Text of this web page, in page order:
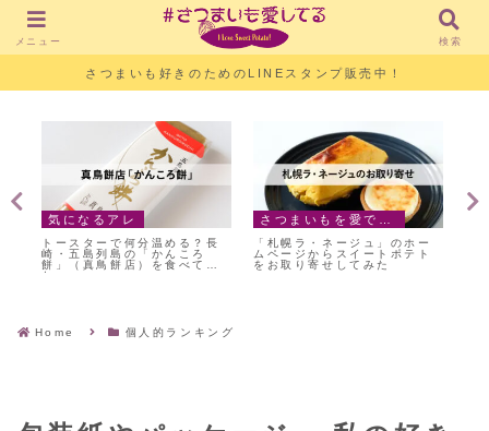
さつまいも好きのためのLINEスタンプ販売中！
気になるアレ
トースターで何分温める？長
崎・五島列島の「かんころ
餅」（真鳥餅店）を食べてみ
た
「札幌ラ・ネージュ」のホー
ムページからスイートポテト
をお取り寄せしてみた
Home 個人的ランキング
メニュー 検索